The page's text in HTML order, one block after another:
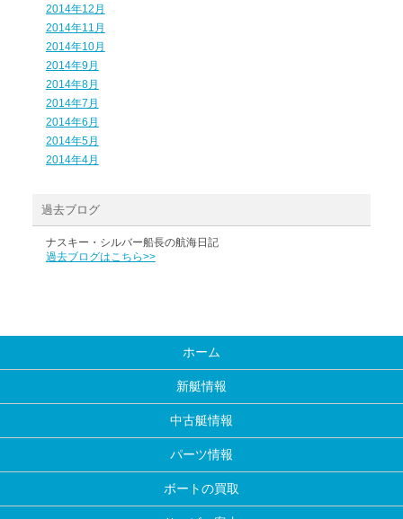
2014年12月
2014年11月
2014年10月
2014年9月
2014年8月
2014年7月
2014年6月
2014年5月
2014年4月
過去ブログ
ナスキー・シルバー船長の航海日記
過去ブログはこちら>>
ホーム
新艇情報
中古艇情報
パーツ情報
ボートの買取